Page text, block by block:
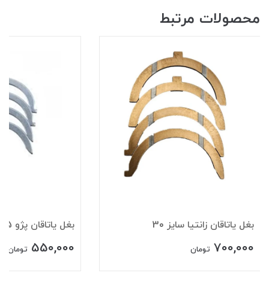
محصولات مرتبط
بغل یاتاقان زانتیا سایز 30
700,000 تومان
بغل ياتاقان پژو 405 سایز 10
550,000 تومان